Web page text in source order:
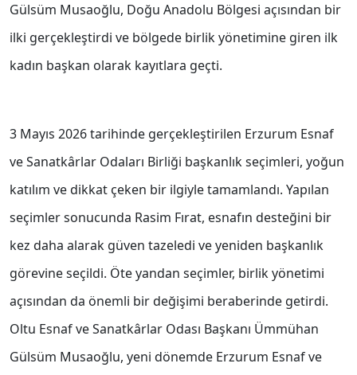
Gülsüm Musaoğlu, Doğu Anadolu Bölgesi açısından bir
ilki gerçekleştirdi ve bölgede birlik yönetimine giren ilk
kadın başkan olarak kayıtlara geçti.
3 Mayıs 2026 tarihinde gerçekleştirilen Erzurum Esnaf
ve Sanatkârlar Odaları Birliği başkanlık seçimleri, yoğun
katılım ve dikkat çeken bir ilgiyle tamamlandı. Yapılan
seçimler sonucunda Rasim Fırat, esnafın desteğini bir
kez daha alarak güven tazeledi ve yeniden başkanlık
görevine seçildi. Öte yandan seçimler, birlik yönetimi
açısından da önemli bir değişimi beraberinde getirdi.
Oltu Esnaf ve Sanatkârlar Odası Başkanı Ümmühan
Gülsüm Musaoğlu, yeni dönemde Erzurum Esnaf ve